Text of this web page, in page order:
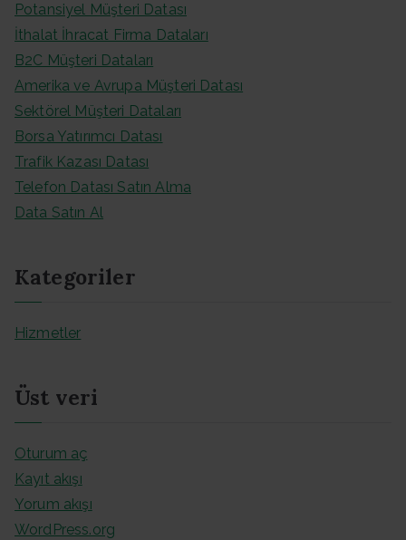
Potansiyel Müşteri Datası
İthalat İhracat Firma Dataları
B2C Müşteri Dataları
Amerika ve Avrupa Müşteri Datası
Sektörel Müşteri Dataları
Borsa Yatırımcı Datası
Trafik Kazası Datası
Telefon Datası Satın Alma
Data Satın Al
Kategoriler
Hizmetler
Üst veri
Oturum aç
Kayıt akışı
Yorum akışı
WordPress.org